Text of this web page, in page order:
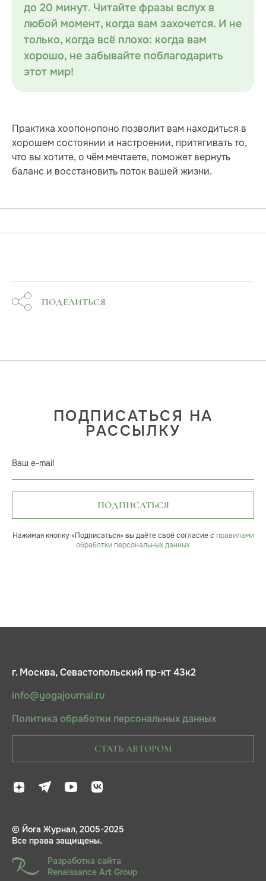
до 20 минут. Читайте фразы вслух в
любой момент, когда вам захочется. И не
только, когда всё плохо: когда вам
хорошо, не забывайте поблагодарить
этот мир!
Практика хоопонопоно позволит вам находиться в
хорошем состоянии и настроении, притягивать то,
что вы хотите, о чём мечтаете, поможет вернуть
баланс и восстановить поток вашей жизни.
ПОДЕЛИТЬСЯ
ПОДПИСАТЬСЯ НА
РАССЫЛКУ
Ваш e-mail
ПОДПИСАТЬСЯ
Нажимая кнопку «Подписаться» вы даёте своё согласие с правилами
обработки персональных данных
г. Москва, Севастопольский пр-кт 43к2
info@yogajournal.ru
Политика обработки персональных данных
СТАТЬ АВТОРОМ
© Йога Журнал, 2005-2025
Все права защищены.
Разработка сайта
Renaissance Art Group